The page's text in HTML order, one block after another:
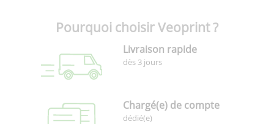
Pourquoi choisir Veoprint ?
Livraison rapide
dès 3 jours
Chargé(e) de compte
dédié(e)